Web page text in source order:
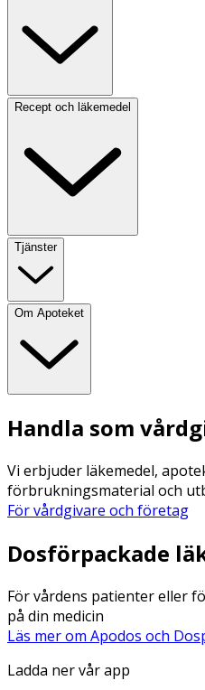
Recept och läkemedel
Tjänster
Om Apoteket
Handla som
Vi erbjuder läkemedel,
förbrukningsmaterial och
För vårdgivare och företag
Dosförpackade
För vårdens patienter eller
på din medicin
Läs mer om Apodos och
Ladda ner vår app